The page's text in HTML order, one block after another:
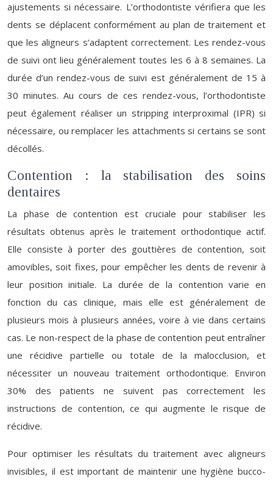
ajustements si nécessaire. L’orthodontiste vérifiera que les
dents se déplacent conformément au plan de traitement et
que les aligneurs s’adaptent correctement. Les rendez-vous
de suivi ont lieu généralement toutes les 6 à 8 semaines. La
durée d’un rendez-vous de suivi est généralement de 15 à
30 minutes. Au cours de ces rendez-vous, l’orthodontiste
peut également réaliser un stripping interproximal (IPR) si
nécessaire, ou remplacer les attachments si certains se sont
décollés.
Contention : la stabilisation des soins
dentaires
La phase de contention est cruciale pour stabiliser les
résultats obtenus après le traitement orthodontique actif.
Elle consiste à porter des gouttières de contention, soit
amovibles, soit fixes, pour empêcher les dents de revenir à
leur position initiale. La durée de la contention varie en
fonction du cas clinique, mais elle est généralement de
plusieurs mois à plusieurs années, voire à vie dans certains
cas. Le non-respect de la phase de contention peut entraîner
une récidive partielle ou totale de la malocclusion, et
nécessiter un nouveau traitement orthodontique. Environ
30% des patients ne suivent pas correctement les
instructions de contention, ce qui augmente le risque de
récidive.
Pour optimiser les résultats du traitement avec aligneurs
invisibles, il est important de maintenir une hygiène bucco-